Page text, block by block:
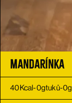
Mandarínka
40Kcal-0gtuků-0g